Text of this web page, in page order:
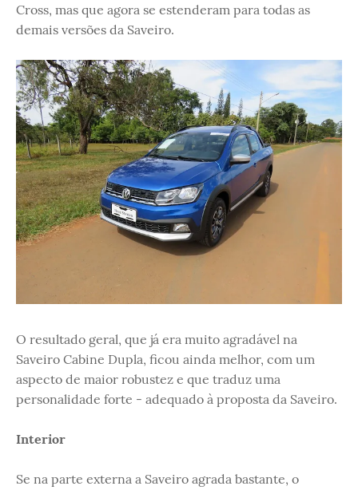
Cross, mas que agora se estenderam para todas as
demais versões da Saveiro.
O resultado geral, que já era muito agradável na
Saveiro Cabine Dupla, ficou ainda melhor, com um
aspecto de maior robustez e que traduz uma
personalidade forte - adequado à proposta da Saveiro.
Interior
Se na parte externa a Saveiro agrada bastante, o